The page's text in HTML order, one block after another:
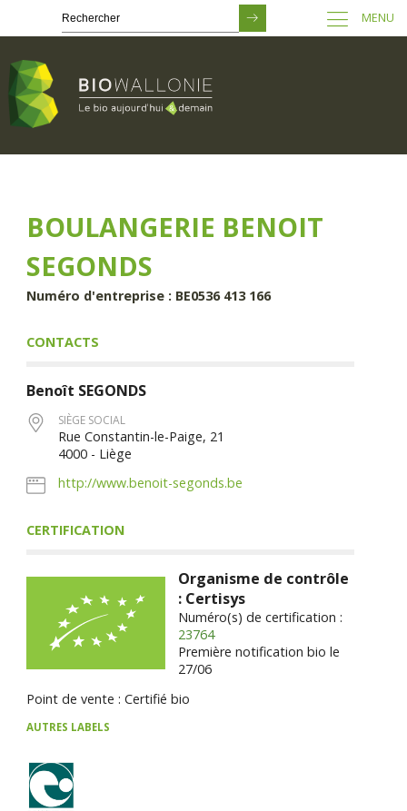
principal
MENU
BOULANGERIE BENOIT
SEGONDS
Numéro d'entreprise : BE0536 413 166
CONTACTS
Benoît SEGONDS
SIÈGE SOCIAL
Rue Constantin-le-Paige, 21
4000 - Liège
http://www.benoit-segonds.be
CERTIFICATION
Organisme de contrôle
: Certisys
Numéro(s) de certification :
23764
Première notification bio le
27/06
Point de vente : Certifié bio
AUTRES LABELS